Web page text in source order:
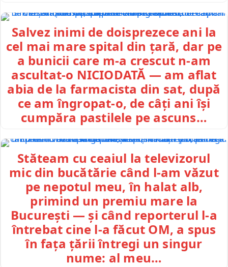
Salvez inimi de doisprezece ani la
cel mai mare spital din țară, dar pe
a bunicii care m-a crescut n-am
ascultat-o NICIODATĂ — am aflat
abia de la farmacista din sat, după
ce am îngropat-o, de câți ani își
cumpăra pastilele pe ascuns…
Stăteam cu ceaiul la televizorul
mic din bucătărie când l-am văzut
pe nepotul meu, în halat alb,
primind un premiu mare la
București — și când reporterul l-a
întrebat cine l-a făcut OM, a spus
în fața țării întregi un singur
nume: al meu…